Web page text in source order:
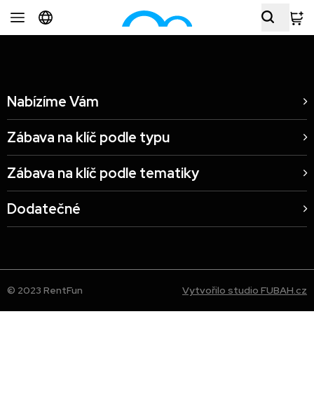
Nabízíme Vám
Zábava na klíč podle typu
Zábava na klíč podle tematiky
Dodatečné
© 2023 RentFun Vytvořilo studio FUBAH.cz